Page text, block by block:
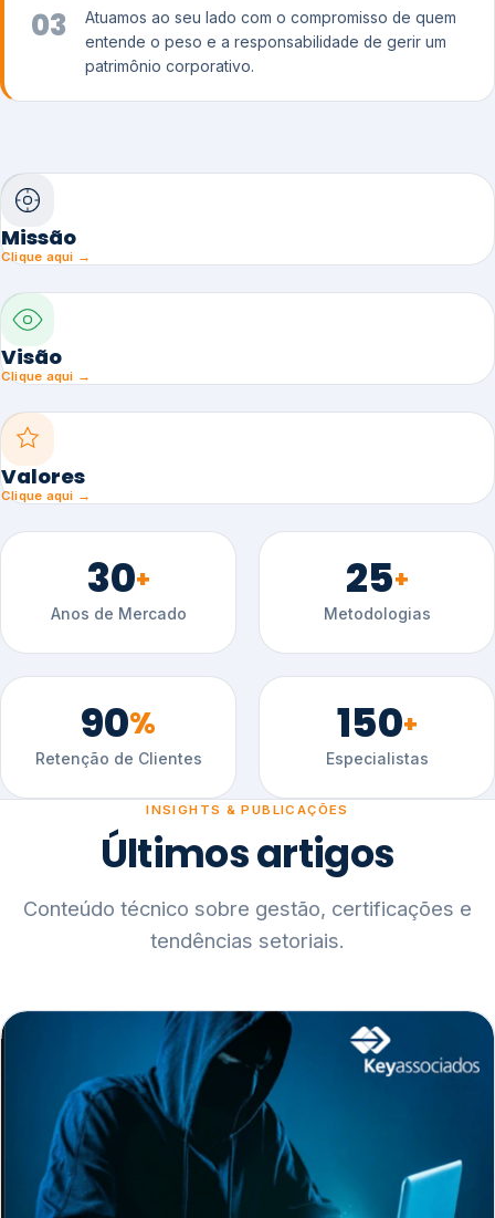
03
Atuamos ao seu lado com o compromisso de quem
entende o peso e a responsabilidade de gerir um
patrimônio corporativo.
Missão
Clique aqui →
Visão
Clique aqui →
Valores
Clique aqui →
30+
Anos de Mercado
25+
Metodologias
90%
Retenção de Clientes
150+
Especialistas
INSIGHTS & PUBLICAÇÕES
Últimos artigos
Conteúdo técnico sobre gestão, certificações e
tendências setoriais.